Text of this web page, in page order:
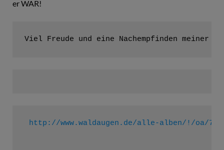
er WAR!
Viel Freude und eine Nachempfinden meiner
http://www.waldaugen.de/alle-alben/!/oa/